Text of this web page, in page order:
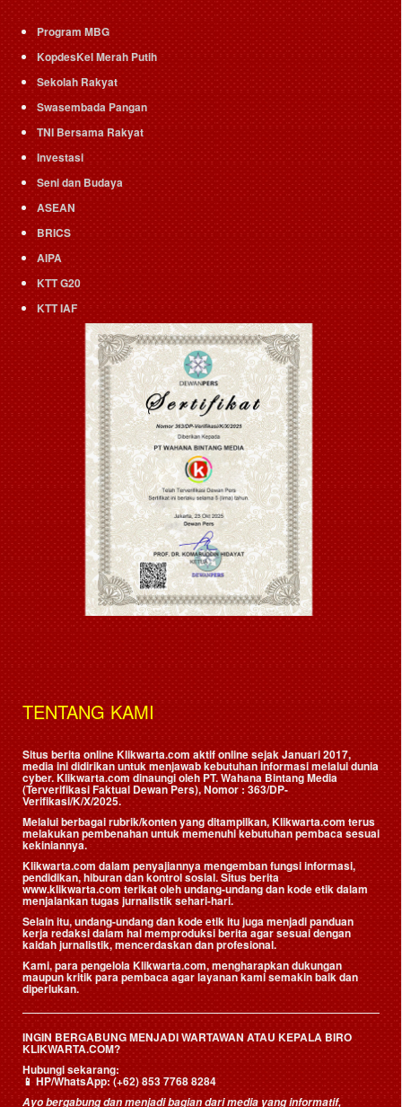
Program MBG
KopdesKel Merah Putih
Sekolah Rakyat
Swasembada Pangan
TNI Bersama Rakyat
Investasi
Seni dan Budaya
ASEAN
BRICS
AIPA
KTT G20
KTT IAF
TENTANG KAMI
Situs berita online Klikwarta.com aktif online sejak Januari 2017,
media ini didirikan untuk menjawab kebutuhan informasi melalui dunia
cyber. Klikwarta.com dinaungi oleh PT. Wahana Bintang Media
(Terverifikasi Faktual Dewan Pers), Nomor : 363/DP-
Verifikasi/K/X/2025.
Melalui berbagai rubrik/konten yang ditampilkan, Klikwarta.com terus
melakukan pembenahan untuk memenuhi kebutuhan pembaca sesuai
kekiniannya.
Klikwarta.com dalam penyajiannya mengemban fungsi informasi,
pendidikan, hiburan dan kontrol sosial. Situs berita
www.klikwarta.com terikat oleh undang-undang dan kode etik dalam
menjalankan tugas jurnalistik sehari-hari.
Selain itu, undang-undang dan kode etik itu juga menjadi panduan
kerja redaksi dalam hal memproduksi berita agar sesuai dengan
kaidah jurnalistik, mencerdaskan dan profesional.
Kami, para pengelola Klikwarta.com, mengharapkan dukungan
maupun kritik para pembaca agar layanan kami semakin baik dan
diperlukan.
INGIN BERGABUNG MENJADI WARTAWAN ATAU KEPALA BIRO
KLIKWARTA.COM?
Hubungi sekarang:
📱HP/WhatsApp:(+62) 853 7768 8284
Ayo bergabung dan menjadi bagian dari media yang informatif,